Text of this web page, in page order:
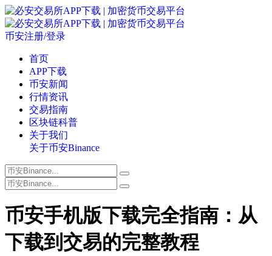
币安注册/登录
首页
APP下载
币安新闻
行情资讯
交易指南
区块链科普
关于我们
关于币安Binance
币安手机版下载完全指南：从
下载到交易的完整教程